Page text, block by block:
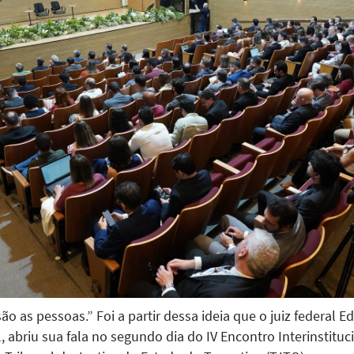
as pessoas.” Foi a partir dessa ideia que o juiz federal
abriu sua fala no segundo dia do IV Encontro